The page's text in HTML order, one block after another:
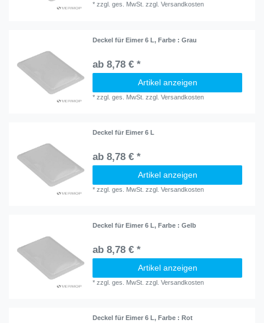
*zzgl. ges. MwSt. zzgl.Versandkosten
Deckel für Eimer 6 L, Farbe : Grau
ab 8,78 € *
Artikel anzeigen
*zzgl. ges. MwSt. zzgl.Versandkosten
Deckel für Eimer 6 L
ab 8,78 € *
Artikel anzeigen
*zzgl. ges. MwSt. zzgl.Versandkosten
Deckel für Eimer 6 L, Farbe : Gelb
ab 8,78 € *
Artikel anzeigen
*zzgl. ges. MwSt. zzgl.Versandkosten
Deckel für Eimer 6 L, Farbe : Rot